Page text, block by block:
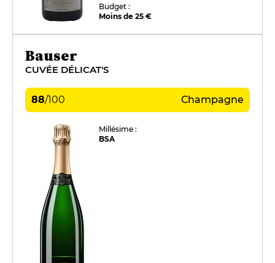
Budget :
Moins de 25 €
Bauser
CUVÉE DÉLICAT'S
88/100 Champagne
Millésime :
BSA